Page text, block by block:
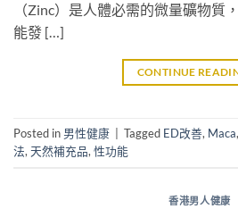
（Zinc）是人體必需的微量礦物質
能發 […]
CONTINUE
Posted in 男性健康 Tagged ED改善, Maca,
法, 天然補充品, 性功能
香港男人健康